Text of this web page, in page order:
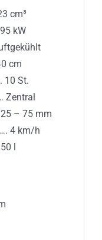
cm³
kW
cm
10 St.
Zentral
– 75 mm
4 km/h
l